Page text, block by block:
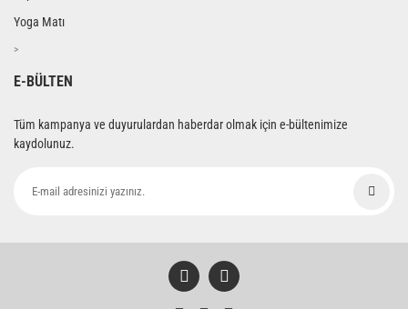
Yoga Matı
>
E-BÜLTEN
Tüm kampanya ve duyurulardan haberdar olmak için e-bültenimize
kaydolunuz.